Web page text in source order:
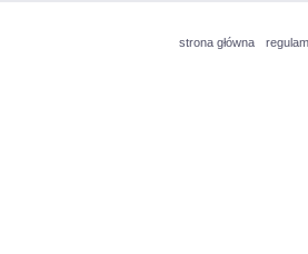
strona główna